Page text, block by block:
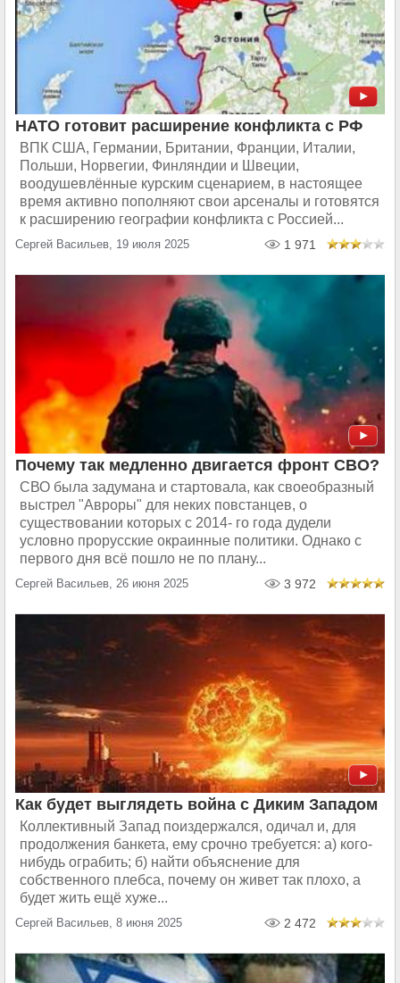
НАТО готовит расширение конфликта с РФ
ВПК США, Германии, Британии, Франции, Италии,
Польши, Норвегии, Финляндии и Швеции,
воодушевлённые курским сценарием, в настоящее
время активно пополняют свои арсеналы и готовятся
к расширению географии конфликта с Россией...
Сергей Васильев, 19 июля 2025 1 971
Почему так медленно двигается фронт СВО?
СВО была задумана и стартовала, как своеобразный
выстрел "Авроры" для неких повстанцев, о
существовании которых с 2014- го года дудели
условно прорусские окраинные политики. Однако с
первого дня всё пошло не по плану...
Сергей Васильев, 26 июня 2025 3 972
Как будет выглядеть война с Диким Западом
Коллективный Запад поиздержался, одичал и, для
продолжения банкета, ему срочно требуется: а) кого-
нибудь ограбить; б) найти объяснение для
собственного плебса, почему он живет так плохо, а
будет жить ещё хуже...
Сергей Васильев, 8 июня 2025 2 472